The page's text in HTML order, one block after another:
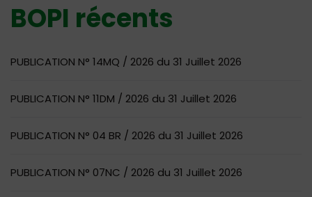
BOPI récents
PUBLICATION N° 14MQ / 2026 du 31 Juillet 2026
PUBLICATION N° 11DM / 2026 du 31 Juillet 2026
PUBLICATION N° 04 BR / 2026 du 31 Juillet 2026
PUBLICATION N° 07NC / 2026 du 31 Juillet 2026